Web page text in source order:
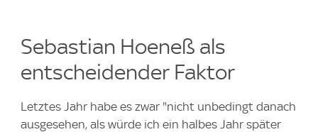
Sebastian Hoeneß als
entscheidender Faktor
Letztes Jahr habe es zwar "nicht unbedingt danach
ausgesehen, als würde ich ein halbes Jahr später